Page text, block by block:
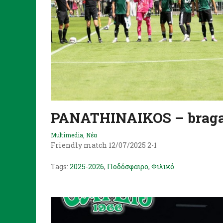
PANATHINAIKOS –
Multimedia Νέα
Friendly match 12/07/2025 2-1
Tags: 2025-2026, Ποδόσφαιρο, Φιλικό